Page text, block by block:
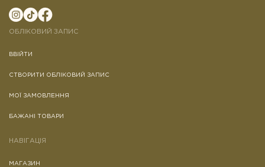
ОБЛІКОВИЙ ЗАПИС
ВВІЙТИ
СТВОРИТИ ОБЛІКОВИЙ ЗАПИС
МОЇ ЗАМОВЛЕННЯ
БАЖАНІ ТОВАРИ
НАВІГАЦІЯ
МАГАЗИН